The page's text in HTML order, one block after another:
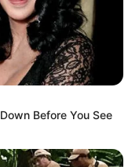
Before You See